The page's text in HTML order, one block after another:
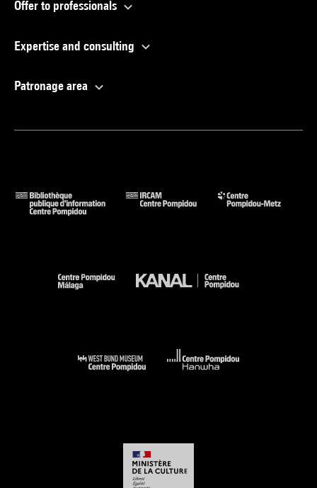
Offer to professionals
Expertise and consulting
Patronage area